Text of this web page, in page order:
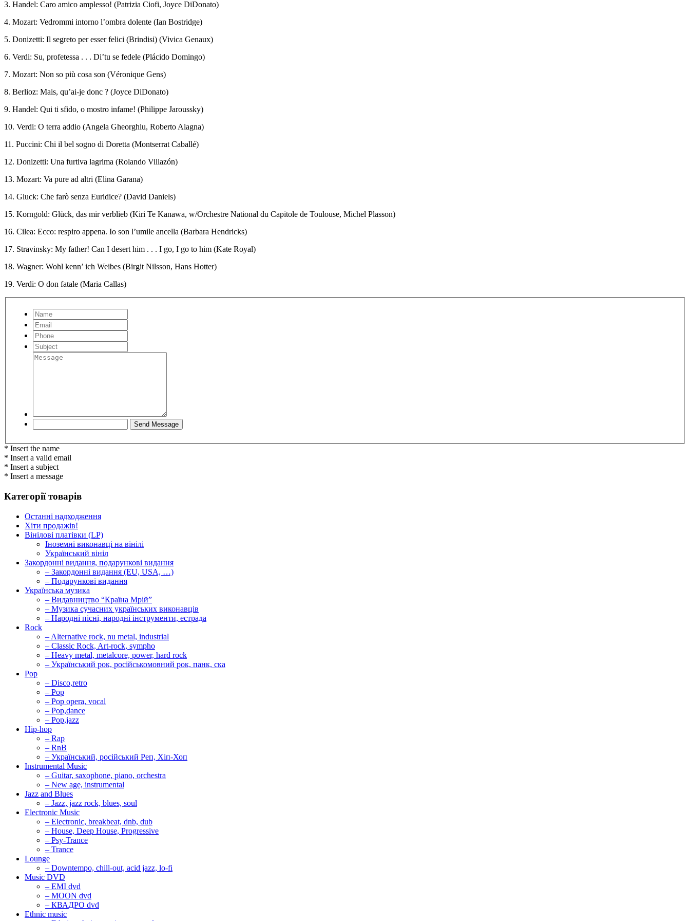
3. Handel: Caro amico amplesso! (Patrizia Ciofi, Joyce DiDonato)
4. Mozart: Vedrommi intorno l’ombra dolente (Ian Bostridge)
5. Donizetti: Il segreto per esser felici (Brindisi) (Vivica Genaux)
6. Verdi: Su, profetessa . . . Di’tu se fedele (Plácido Domingo)
7. Mozart: Non so più cosa son (Véronique Gens)
8. Berlioz: Mais, qu’ai-je donc ? (Joyce DiDonato)
9. Handel: Qui ti sfido, o mostro infame! (Philippe Jaroussky)
10. Verdi: O terra addio (Angela Gheorghiu, Roberto Alagna)
11. Puccini: Chi il bel sogno di Doretta (Montserrat Caballé)
12. Donizetti: Una furtiva lagrima (Rolando Villazón)
13. Mozart: Va pure ad altri (Elina Garana)
14. Gluck: Che farò senza Euridice? (David Daniels)
15. Korngold: Glück, das mir verblieb (Kiri Te Kanawa, w/Orchestre National du Capitole de Toulouse, Michel Plasson)
16. Cilea: Ecco: respiro appena. Io son l’umile ancella (Barbara Hendricks)
17. Stravinsky: My father! Can I desert him . . . I go, I go to him (Kate Royal)
18. Wagner: Wohl kenn’ ich Weibes (Birgit Nilsson, Hans Hotter)
19. Verdi: O don fatale (Maria Callas)
* Insert the name
* Insert a valid email
* Insert a subject
* Insert a message
Категорії товарів
Останні надходження
Хіти продажів!
Вінілові платівки (LP)
Іноземні виконавці на вінілі
Український вініл
Закордонні видання, подарункові видання
– Закордонні видання (EU, USA, …)
– Подарункові видання
Українська музика
– Видавництво “Країна Мрій”
– Музика сучасних українських виконавців
– Народні пісні, народні інструменти, естрада
Rock
– Alternative rock, nu metal, industrial
– Classic Rock, Art-rock, sympho
– Heavy metal, metalcore, power, hard rock
– Український рок, російськомовний рок, панк, ска
Pop
– Disco,retro
– Pop
– Pop opera, vocal
– Pop,dance
– Pop,jazz
Hip-hop
– Rap
– RnB
– Український, російський Реп, Хіп-Хоп
Instrumental Music
– Guitar, saxophone, piano, orchestra
– New age, instrumental
Jazz and Blues
– Jazz, jazz rock, blues, soul
Electronic Music
– Electronic, breakbeat, dnb, dub
– House, Deep House, Progressive
– Psy-Trance
– Trance
Lounge
– Downtempo, chill-out, acid jazz, lo-fi
Music DVD
– EMI dvd
– MOON dvd
– КВАДРО dvd
Ethnic music